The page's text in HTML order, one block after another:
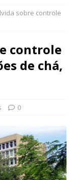
sobre controle
controle
de chá,
0